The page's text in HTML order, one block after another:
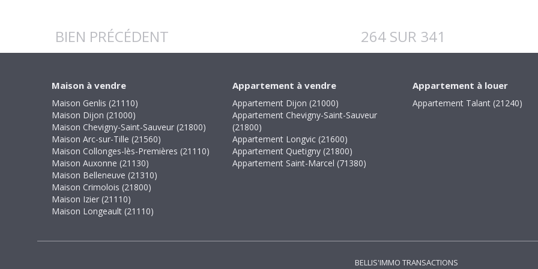
BIEN PRÉCÉDENT 264 SUR 341
Maison à vendre
Maison Genlis (21110)
Maison Dijon (21000)
Maison Chevigny-Saint-Sauveur (21800)
Maison Arc-sur-Tille (21560)
Maison Collonges-lès-Premières (21110)
Maison Auxonne (21130)
Maison Belleneuve (21310)
Maison Crimolois (21800)
Maison Izier (21110)
Maison Longeault (21110)
Appartement à vendre
Appartement Dijon (21000)
Appartement Chevigny-Saint-Sauveur
(21800)
Appartement Longvic (21600)
Appartement Quetigny (21800)
Appartement Saint-Marcel (71380)
Appartement à louer
Appartement Talant (21240)
BELLIS'IMMO TRANSACTIONS